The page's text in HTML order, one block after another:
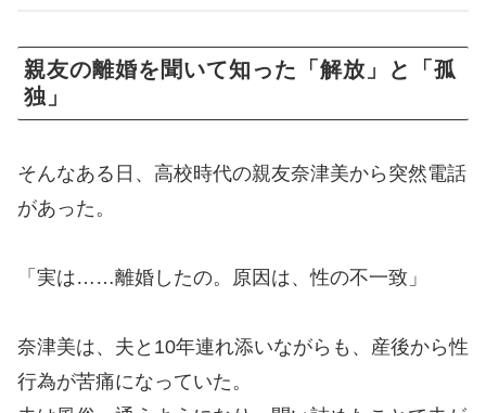
親友の離婚を聞いて知った「解放」と「孤
独」
そんなある日、高校時代の親友奈津美から突然電話
があった。
「実は……離婚したの。原因は、性の不一致」
奈津美は、夫と10年連れ添いながらも、産後から性
行為が苦痛になっていた。